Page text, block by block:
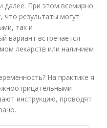
далее. При этом всемирно
что результаты могут
так и
вариант встречается
лекарств или наличием
На практике я
инструкцию, проводят